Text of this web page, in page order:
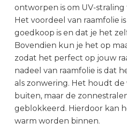
ontworpen is om UV-
Het voordeel van raamfolie
goedkoop is en dat je het
Bovendien kun je het op
zodat het perfect op jouw
nadeel van raamfolie is dat
als zonwering. Het houdt de
buiten, maar de
geblokkeerd. Hierdoor kan
warm worden binnen.